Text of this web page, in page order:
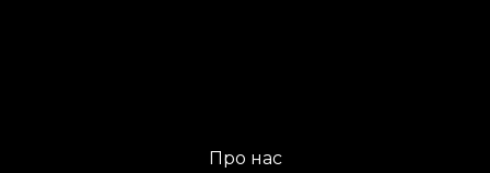
Про нас